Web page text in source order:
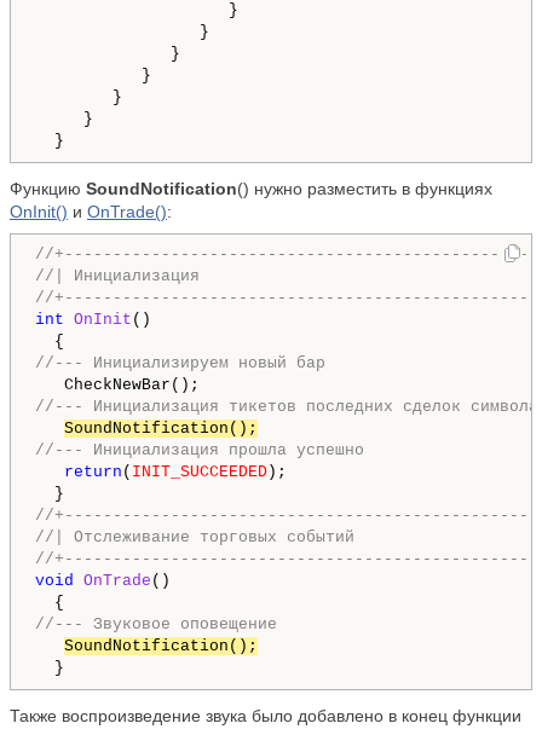
}
}
}
}
}
}
}
Функцию SoundNotification() нужно разместить в функциях
OnInit() и OnTrade():
//
//| Инициализация
//
int OnInit ()
//--- Инициализируем новый бар
//--- Инициализация тикетов последних сделок символа
SoundNotification();
//--- Инициализация прошла успешно
return ( INIT_SUCCEEDED );
//
//| Отслеживание торговых событий
//
void OnTrade ()
//--- Звуковое оповещение
SoundNotification();
}
Также воспроизведение звука было добавлено в конец функции